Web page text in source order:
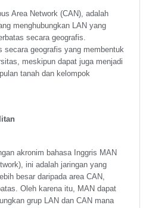
Area Network (CAN), adalah
menghubungkan LAN yang
secara geografis.
secara geografis yang membentuk
meskipun dapat juga menjadi
tanah dan kelompok
akronim bahasa Inggris MAN
ini adalah jaringan yang
besar daripada area CAN,
Oleh karena itu, MAN dapat
grup LAN dan CAN mana